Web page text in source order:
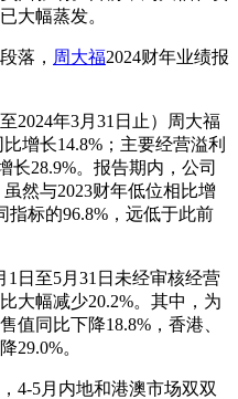
大幅蒸发。
落， 周大福2024财年业绩报
2024年3月31日止）周大福
增长14.8%；主要经营溢利
长28.9%。报告期内，公司
然与2023财年低位相比增
指标的96.8%，远低于此前
1日至5月31日未经审核经营
大幅减少20.2%。其中，为
值同比下降18.8%，香港、
29.0%。
4-5月内地和港澳市场双双